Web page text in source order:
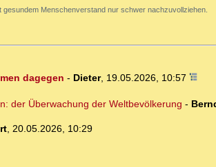
Menschenverstand nur schwer nachzuvollziehen.
dagegen - Dieter, 19.05.2026, 10:57
der Überwachung der Weltbevölkerung -
, 20.05.2026, 10:29